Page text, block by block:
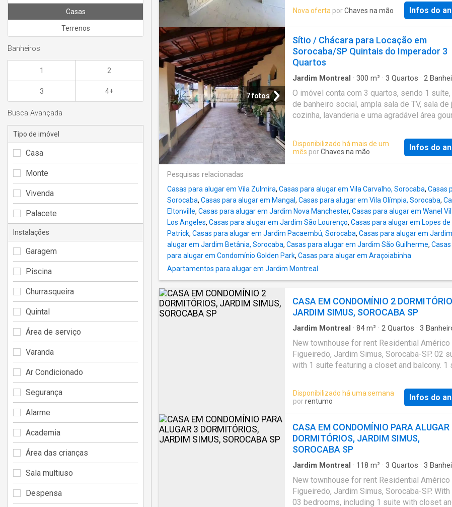
Santa Barbara, em Sorocaba, proporciona
acesso a diversos serviços essenciais,
sua rotina. Além disso, a região é conhecida
tranquilidade e segurança, propor
social Lavanderia 1 vaga de garagem
e com perfil residencial tranquilo A apenas 2
minutos da Avenida Paraná, facilitando o
deslocamento diário Fácil acesso à Rodovia
Presidente Castello Branco, importante
cidades da região e capital A
minutos da Avenida Dom Aguirre, uma das
vias da cidade Não perca essa oportunidade!
Agende uma visita!. ref. 531971 atualizado em
Nova oferta porChaves na mão Infos do
7 fotos
Sítio / Chácara para Locação em
Sorocaba/SP Quintais do Imperador 3
Quartos
Jardim Montreal · 300 m² · 3 Quartos · 2
O imóvel conta com 3 quartos, sendo 1 suíte,
de banheiro social, ampla sala de TV, sala de
cozinha, lavanderia e uma agradável área
Na área externa há ainda um banheiro de
depósito e um amplo quintal. A propriedade
grandes diferenciais é o pomar com diversas
árvores frutíferas, criando um ambiente
cercado pela natureza. Localização
Aproximadamente 5 minutos da Estrada José
Ribeiro Leite; Cerca de 10 minutos do Centro
Comercial do Wanel Ville; Aproximadamente
minutos da Rodovia Raposo Tavares; Fácil
supermercados, farmácias, escolas,
serviços da região. Uma excelente
qualidade de vida, sem abrir mão da
estar próximo aos principais acess
Disponibilizado há mais de um
mês porChaves na mão Infos do
Pesquisas relacionadas
Casas para alugar em Vila Zulmira, Casas para alugar em Vila Carvalho, Sorocaba, Casas
Sorocaba, Casas para alugar em Mangal , Casas para alugar em Vila Olímpia, Sorocaba,
Eltonville, Casas para alugar em Jardim Nova Manchester, Casas para alugar em Wanel
Los Angeles, Casas para alugar em Jardim São Lourenço, Casas para alugar em Lopes de
Patrick, Casas para alugar em Jardim Pacaembú, Sorocaba, Casas para alugar em
alugar em Jardim Betânia, Sorocaba, Casas para alugar em Jardim São Guilherme,
para alugar em Condomínio Golden Park, Casas para alugar em Araçoiabinha
Apartamentos para alugar em Jardim Montreal
CASA EM CONDOMÍNIO 2
JARDIM SIMUS, SOROCABA SP
Jardim Montreal · 84m² · 2 Quartos · 3
New townhouse for rent Residential Américo
Figueiredo, Jardim Simus, Sorocaba-SP. 02
with 1 suite featuring a closet and balcony. 1
service area, and backyard. 2 covered
Disponibilizado há uma semana
porrentumo Infos do
CASA EM CONDOMÍNIO PARA ALUGAR
DORMITÓRIOS, JARDIM SIMUS,
SOROCABA SP
Jardim Montreal · 118 m² · 3 Quartos · 3
New townhouse for rent Residential Américo
Figueiredo, Jardim Simus, Sorocaba-SP. With
03 bedrooms, including 1 suite with closet
Casas
Terrenos
Banheiros
1 2
3 4+
Busca Avançada
Tipo de imóvel
Casa
Monte
Vivenda
Palacete
Instalações
Garagem
Piscina
Churrasqueira
Quintal
Área de serviço
Varanda
Ar Condicionado
Segurança
Alarme
Academia
Área das crianças
Sala multiuso
Despensa